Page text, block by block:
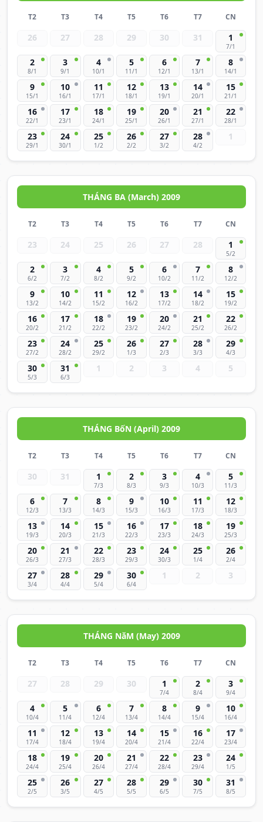
T2 T3 T4 T5 T6 T7 CN
26 27 28 29 30 31 1
7/1
2
8/1
3
9/1
4
10/1
5
11/1
6
12/1
7
13/1
8
14/1
9
15/1
10
16/1
11
17/1
12
18/1
13
19/1
14
20/1
15
21/1
16
22/1
17
23/1
18
24/1
19
25/1
20
26/1
21
27/1
22
28/1
23
29/1
24
30/1
25
1/2
26
2/2
27
3/2
28
4/2
1
THÁNG BA (March) 2009
T2 T3 T4 T5 T6 T7 CN
23 24 25 26 27 28 1
5/2
2
6/2
3
7/2
4
8/2
5
9/2
6
10/2
7
11/2
8
12/2
9
13/2
10
14/2
11
15/2
12
16/2
13
17/2
14
18/2
15
19/2
16
20/2
17
21/2
18
22/2
19
23/2
20
24/2
21
25/2
22
26/2
23
27/2
24
28/2
25
29/2
26
1/3
27
2/3
28
3/3
29
4/3
30
5/3
31
6/3
1 2 3 4 5
THÁNG BốN (April) 2009
T2 T3 T4 T5 T6 T7 CN
30 31 1
7/3
2
8/3
3
9/3
4
10/3
5
11/3
6
12/3
7
13/3
8
14/3
9
15/3
10
16/3
11
17/3
12
18/3
13
19/3
14
20/3
15
21/3
16
22/3
17
23/3
18
24/3
19
25/3
20
26/3
21
27/3
22
28/3
23
29/3
24
30/3
25
1/4
26
2/4
27
3/4
28
4/4
29
5/4
30
6/4
1 2 3
THÁNG NăM (May) 2009
T2 T3 T4 T5 T6 T7 CN
27 28 29 30 1
7/4
2
8/4
3
9/4
4
10/4
5
11/4
6
12/4
7
13/4
8
14/4
9
15/4
10
16/4
11
17/4
12
18/4
13
19/4
14
20/4
15
21/4
16
22/4
17
23/4
18
24/4
19
25/4
20
26/4
21
27/4
22
28/4
23
29/4
24
1/5
25
2/5
26
3/5
27
4/5
28
5/5
29
6/5
30
7/5
31
8/5